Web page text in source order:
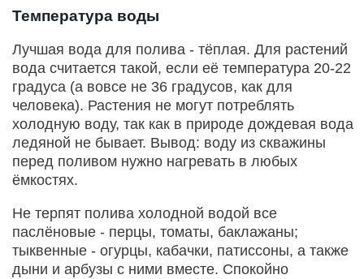
Температура воды
Лучшая вода для полива - тёплая. Для растений
вода считается такой, если её температура 20-22
градуса (а вовсе не 36 градусов, как для
человека). Растения не могут потреблять
холодную воду, так как в природе дождевая вода
ледяной не бывает. Вывод: воду из скважины
перед поливом нужно нагревать в любых
ёмкостях.
Не терпят полива холодной водой все
паслёновые - перцы, томаты, баклажаны;
тыквенные - огурцы, кабачки, патиссоны, а также
дыни и арбузы с ними вместе. Спокойно